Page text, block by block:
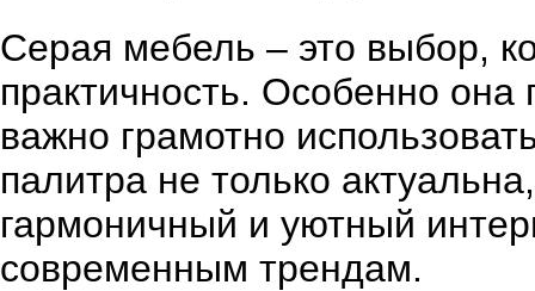
Серая мебель – это выбор,
практичность. Особенно
важно грамотно
палитра не только
гармоничный и уютный
современным трендам.